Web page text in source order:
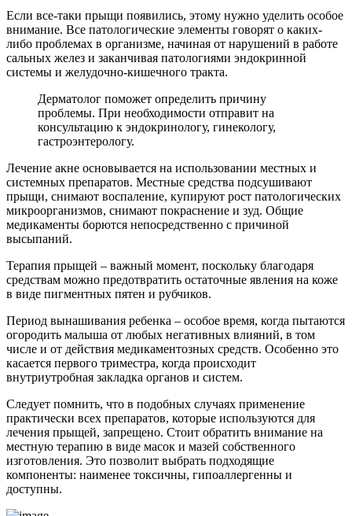
Если все-таки прыщи появились, этому нужно уделить особое
внимание. Все патологические элементы говорят о каких-
либо проблемах в организме, начиная от нарушений в работе
сальных желез и заканчивая патологиями эндокринной
системы и желудочно-кишечного тракта.
Дерматолог поможет определить причину
проблемы. При необходимости отправит на
консультацию к эндокринологу, гинекологу,
гастроэнтерологу.
Лечение акне основывается на использовании местных и
системных препаратов. Местные средства подсушивают
прыщи, снимают воспаление, купируют рост патологических
микроорганизмов, снимают покраснение и зуд. Общие
медикаменты борются непосредственно с причиной
высыпаний.
Терапия прыщей – важный момент, поскольку благодаря
средствам можно предотвратить остаточные явления на коже
в виде пигментных пятен и рубчиков.
Период вынашивания ребенка – особое время, когда пытаются
огородить малыша от любых негативных влияний, в том
числе и от действия медикаментозных средств. Особенно это
касается первого триместра, когда происходит
внутриутробная закладка органов и систем.
Следует помнить, что в подобных случаях применение
практически всех препаратов, которые используются для
лечения прыщей, запрещено. Стоит обратить внимание на
местную терапию в виде масок и мазей собственного
изготовления. Это позволит выбрать подходящие
компоненты: наименее токсичны, гипоаллергенны и
доступны.